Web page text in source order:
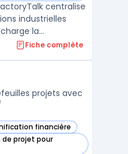
centralise
industrielles
la
de la conception à
les équipes
Fiche complète
projets avec
financière
catégorie
de projet pour
catégorie